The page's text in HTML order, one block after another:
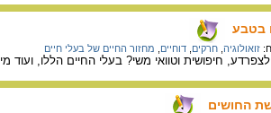
בטבע
זואולוגיה חרקים דוחיים מחזור החיים של בעלי חיים
חיפושית וטוואי משי? בעלי החיים הללו, ועוד
החושים